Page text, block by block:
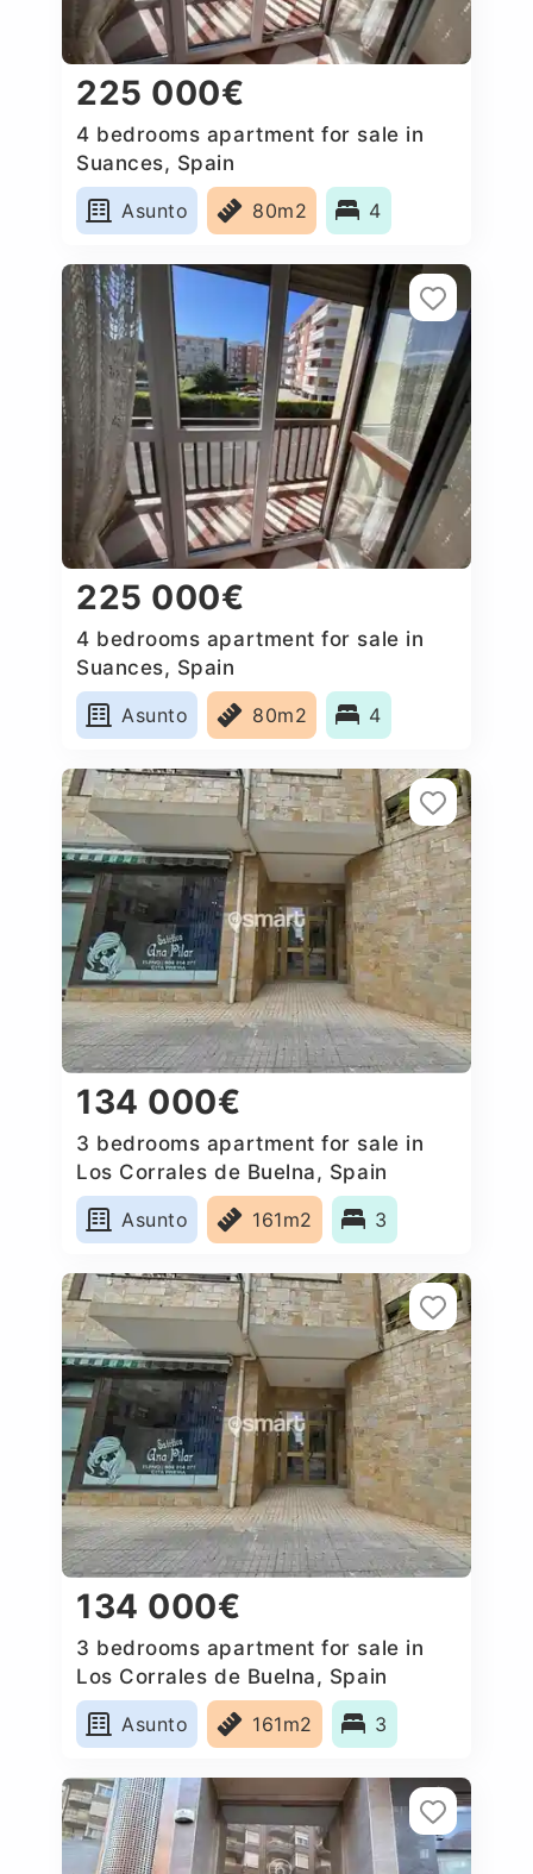
225 000€
4 bedrooms apartment for sale in
Suances, Spain
Asunto
80m2 4
225 000€
4 bedrooms apartment for sale in
Suances, Spain
Asunto
80m2 4
134 000€
3 bedrooms apartment for sale in
Los Corrales de Buelna, Spain
Asunto
161m2 3
134 000€
3 bedrooms apartment for sale in
Los Corrales de Buelna, Spain
Asunto
161m2 3